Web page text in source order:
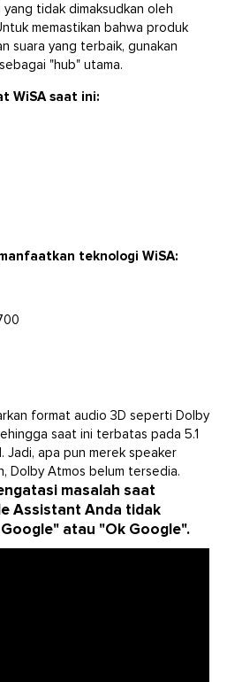
tidak dimaksudkan oleh
memastikan bahwa produk
suara yang terbaik, gunakan
"hub" utama.
WiSA saat ini:
teknologi WiSA:
format audio 3D seperti Dolby
saat ini terbatas pada 5.1
Jadi, apa pun merek speaker
Dolby Atmos belum tersedia.
masalah saat
Assistant Anda tidak
atau "Ok Google".